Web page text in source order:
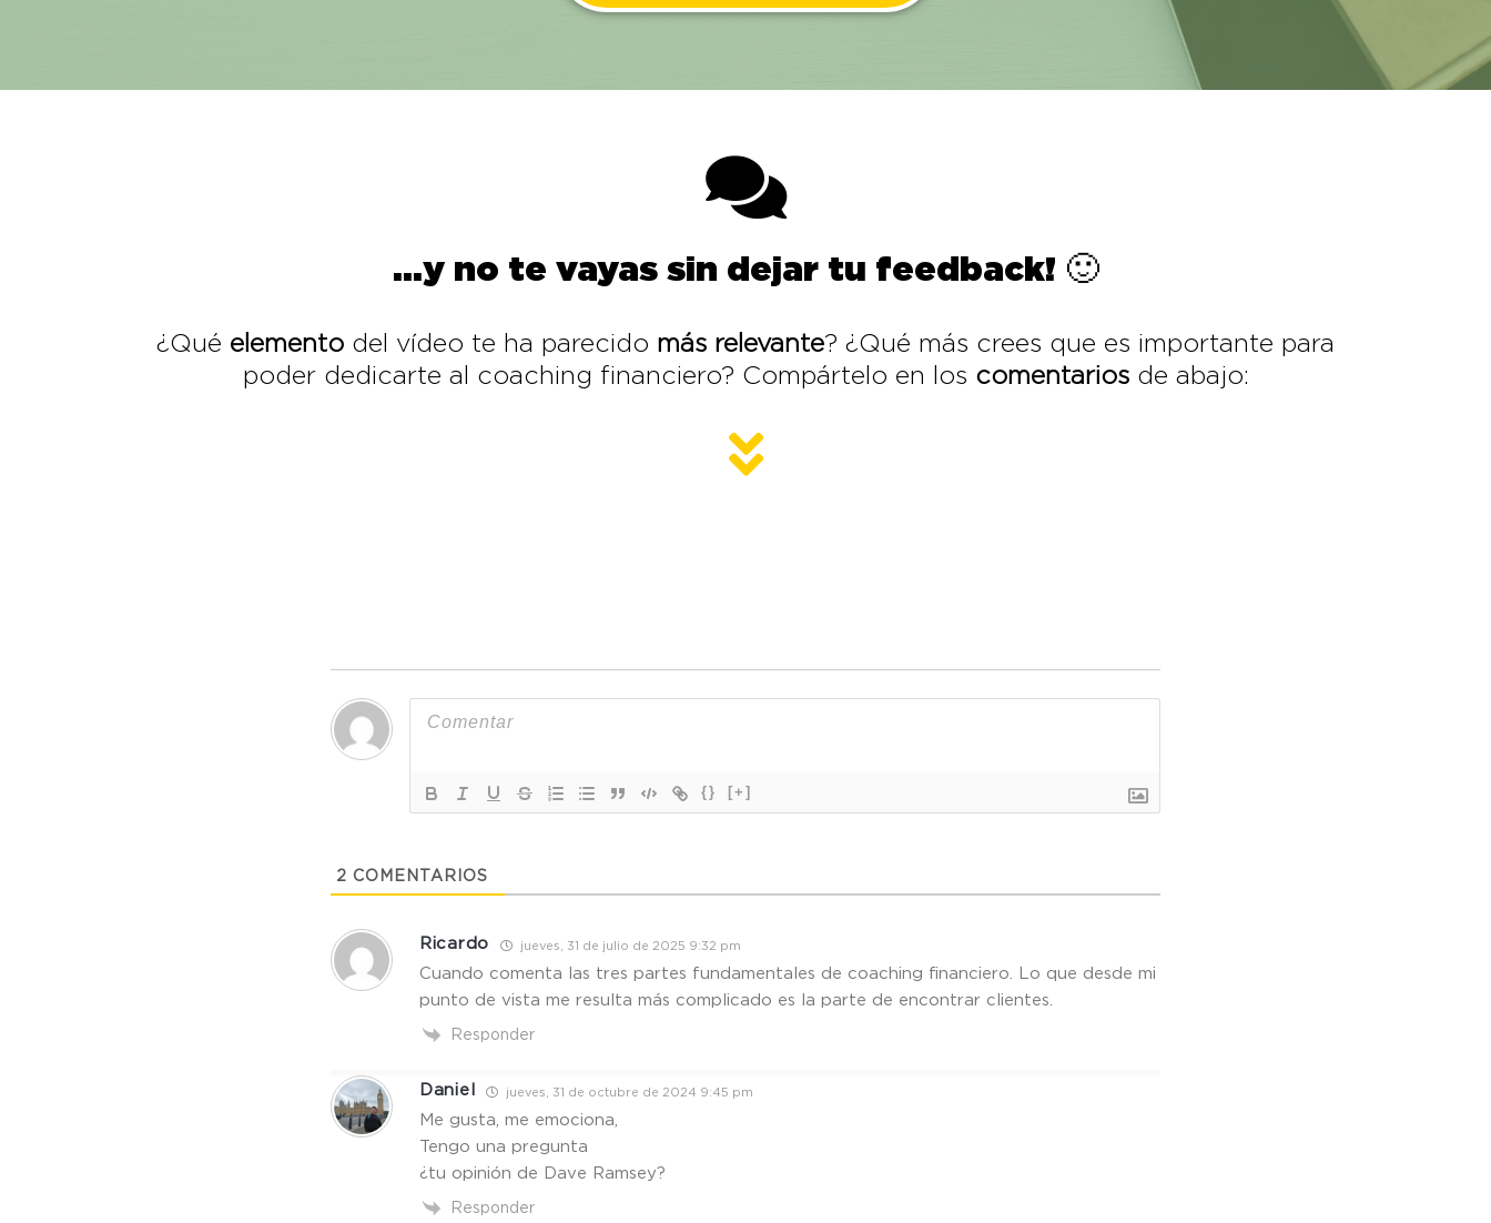
…y no te vayas sin dejar tu feedback! 🙂
¿Qué elemento del vídeo te ha parecido más relevante? ¿Qué más crees que es importante para
poder dedicarte al coaching financiero? Compártelo en los comentariosde abajo:
{} [+]
2 COMENTARIOS
Ricardo jueves, 31 de julio de 2025 9:32 pm
Cuando comenta las tres partes fundamentales de coaching financiero. Lo que desde mi
punto de vista me resulta más complicado es la parte de encontrar clientes.
Responder
Daniel jueves, 31 de octubre de 2024 9:45 pm
Me gusta, me emociona,
Tengo una pregunta
¿tu opinión de Dave Ramsey?
Responder